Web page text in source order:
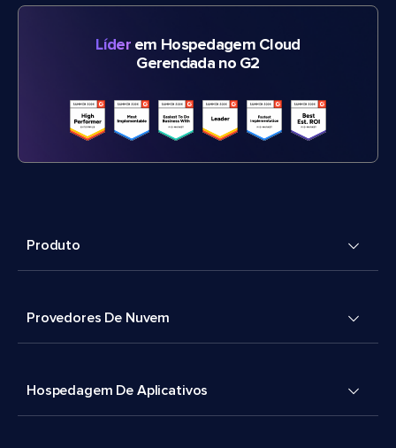
Líderem Hospedagem Cloud
Gerenciada no G2
Produto
Provedores De Nuvem
Hospedagem De Aplicativos